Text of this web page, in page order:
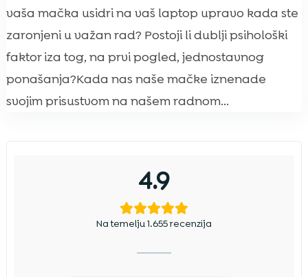
vaša mačka usidri na vaš laptop upravo kada ste
zaronjeni u važan rad? Postoji li dublji psihološki
faktor iza tog, na prvi pogled, jednostavnog
ponašanja?Kada nas naše mačke iznenade
svojim prisustvom na našem radnom...
4.9
Na temelju 1.655 recenzija